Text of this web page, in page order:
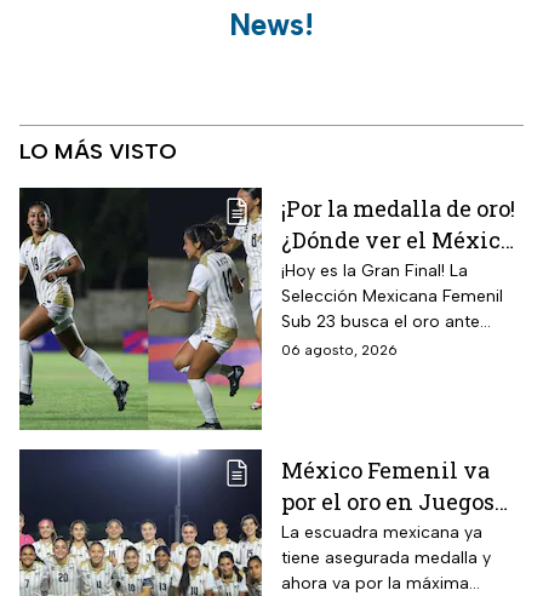
News!
LO MÁS VISTO
¡Por la medalla de oro!
¿Dónde ver el México
vs Colombia Femenil?
Así puedes seguir la
Gran Final EN VIVO
¡Hoy es la Gran Final! La
Selección Mexicana Femenil
Sub 23 busca el oro ante
Colombia en los Juegos
06 agosto, 2026
México Femenil va
por el oro en Juegos
Centroamericanos; ya
conoce a su rival
La escuadra mexicana ya
tiene asegurada medalla y
ahora va por la máxima